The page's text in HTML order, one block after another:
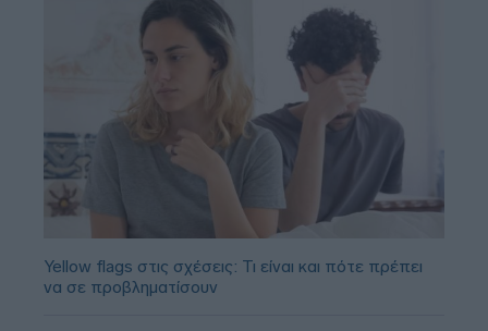
Yellow flags στις σχέσεις: Τι είναι και πότε πρέπει
να σε προβληματίσουν